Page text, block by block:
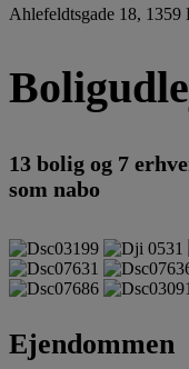
Ahlefeldtsgade 18, 1359
13 bolig og 7
som nabo
Ejendommen